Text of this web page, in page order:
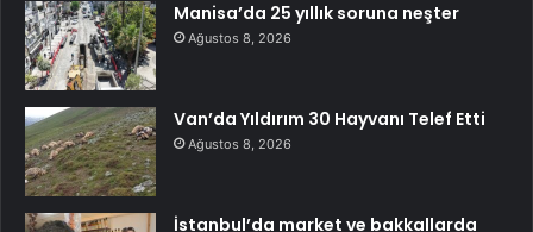
Manisa’da 25 yıllık soruna neşter
Ağustos 8, 2026
Van’da Yıldırım 30 Hayvanı Telef Etti
Ağustos 8, 2026
İstanbul’da market ve bakkallarda